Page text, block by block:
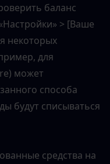
баланс
> [Ваше
некоторых
для
может
способа
будут списываться
средства на